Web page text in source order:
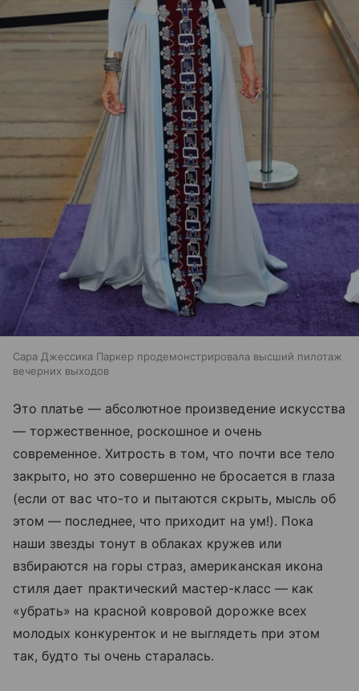
Сара Джессика Паркер продемонстрировала высший пилотаж
вечерних выходов
Это платье — абсолютное произведение искусства
— торжественное, роскошное и очень
современное. Хитрость в том, что почти все тело
закрыто, но это совершенно не бросается в глаза
(если от вас что-то и пытаются скрыть, мысль об
этом — последнее, что приходит на ум!). Пока
наши звезды тонут в облаках кружев или
взбираются на горы страз, американская икона
стиля дает практический мастер-класс — как
«убрать» на красной ковровой дорожке всех
молодых конкуренток и не выглядеть при этом
так, будто ты очень старалась.